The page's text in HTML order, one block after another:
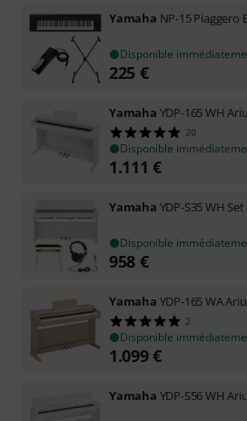
Yamaha NP-15 Piaggero
Disponible
225 €
Yamaha YDP-165 WH
20
Disponible
1.111 €
Yamaha YDP-S35 WH Set
Disponible
958 €
Yamaha YDP-165 WA
2
Disponible
1.099€
Yamaha YDP-S56 WH